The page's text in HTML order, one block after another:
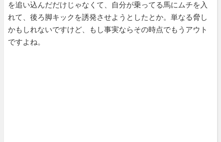
を追い込んだだけじゃなくて、自分が乗ってる馬にムチを入
れて、後ろ脚キックを誘発させようとしたとか。単なる脅し
かもしれないですけど、もし事実ならその時点でもうアウト
ですよね。